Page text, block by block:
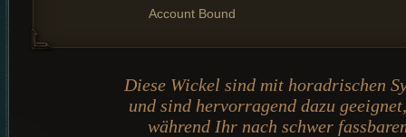
Account Bound
Diese Wickel sind mit horadrischen
und sind hervorragend dazu
während Ihr nach schwer